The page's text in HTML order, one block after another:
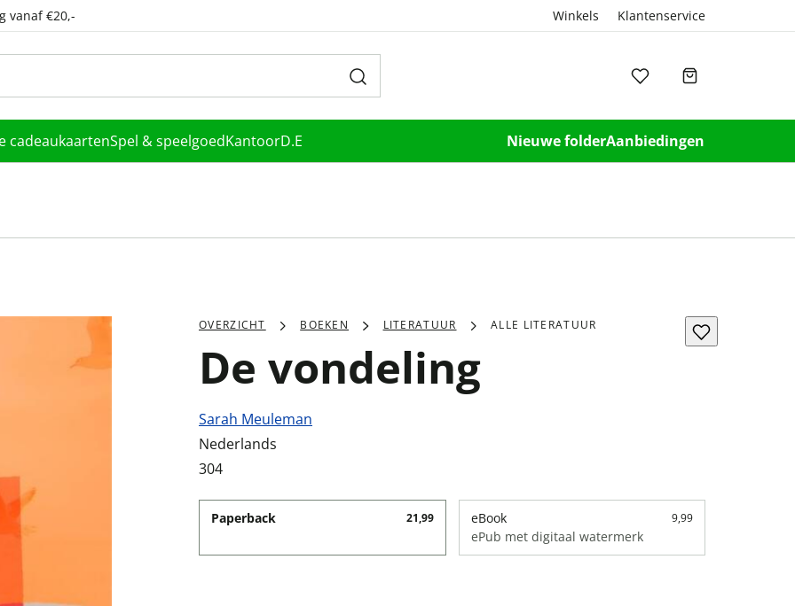
vanaf €20,- Winkels Klantenservice
cadeaukaartenSpel & speelgoedKantoorD.E Nieuwe folderAanbiedingen
OVERZICHT BOEKEN LITERATUUR ALLE LITERATUUR
De vondeling
Sarah Meuleman
Nederlands
304
Paperback 21,99 eBook 9,99
ePub met digitaal watermerk